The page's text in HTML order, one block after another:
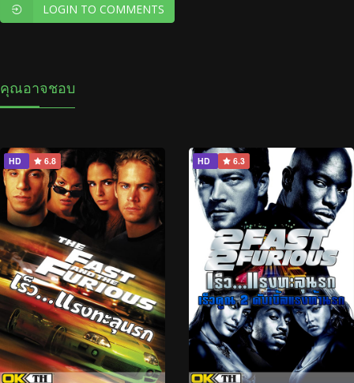
LOGIN TO COMMENTS
คุณอาจชอบ
HD 6.8 HD 6.3